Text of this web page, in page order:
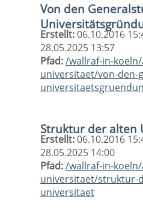
Von den
Erstellt:06.10.2016
28.05.2025 13:57
Pfad:/wallraf-in-
universitaet/von-den-
Struktur der alten
Erstellt:06.10.2016
28.05.2025 14:00
Pfad:/wallraf-in-
universitaet/struktur-
universitaet